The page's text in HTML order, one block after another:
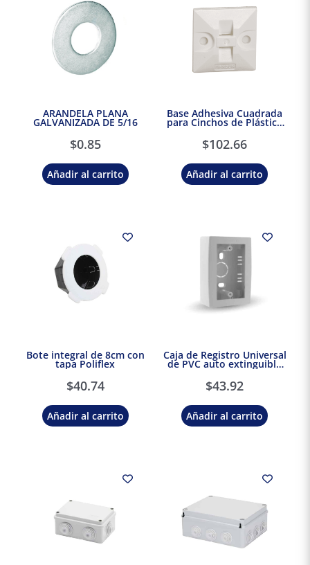
ARANDELA PLANA
GALVANIZADA DE 5/16
$0.85
Añadir al carrito
Base Adhesiva Cuadrada
para Cinchos de Plástico
100pzs. Dexson DXN3200B
$102.66
Añadir al carrito
Bote integral de 8cm con
tapa Poliflex
$40.74
Añadir al carrito
Caja de Registro Universal
de PVC auto extinguible
Blanco Thorsman
$43.92
Añadir al carrito